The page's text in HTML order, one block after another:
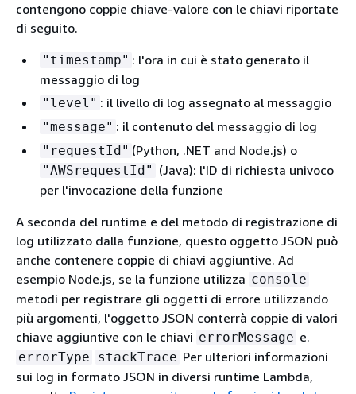
contengono coppie chiave-valore con le chiavi riportate
di seguito.
"timestamp" : l'ora in cui è stato generato il
messaggio di log
"level" : il livello di log assegnato al messaggio
"message" : il contenuto del messaggio di log
"requestId" (Python, .NET and Node.js) o
"AWSrequestId" (Java): l'ID di richiesta univoco
per l'invocazione della funzione
A seconda del runtime e del metodo di registrazione di
log utilizzato dalla funzione, questo oggetto JSON può
anche contenere coppie di chiavi aggiuntive. Ad
esempio Node.js, se la funzione utilizza console
metodi per registrare gli oggetti di errore utilizzando
più argomenti, l'oggetto JSON conterrà coppie di valori
chiave aggiuntive con le chiavi errorMessage e.
errorType stackTrace Per ulteriori informazioni
sui log in formato JSON in diversi runtime Lambda,